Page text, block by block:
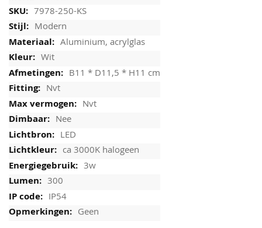
7978-250-KS
Modern
Aluminium, acrylglas
Wit
B11 * D11,5 * H11 cm
Nvt
Nvt
Nee
LED
ca 3000K halogeen
3w
300
IP54
Geen